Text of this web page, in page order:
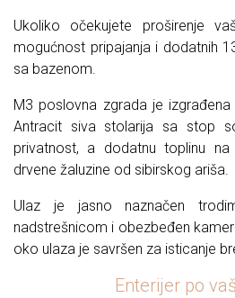
Ukoliko očekujete proširenje
mogućnost pripajanja i dodatnih
sa bazenom.
M3 poslovna zgrada je
Antracit siva stolarija sa stop
privatnost, a dodatnu toplinu
drvene žaluzine od sibirskog ariša.
Ulaz je jasno naznačen
nadstrešnicom i obezbeđen
oko ulaza je savršen za isticanje
Enterijer po